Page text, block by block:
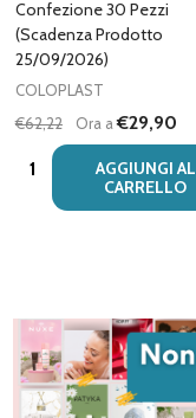
Confezione 30 Pezzi
(Scadenza Prodotto
25/09/2026)
COLOPLAST
€62,22
Ora a€29,90
Quantità:
AGGIUNGI AL
CARRELLO